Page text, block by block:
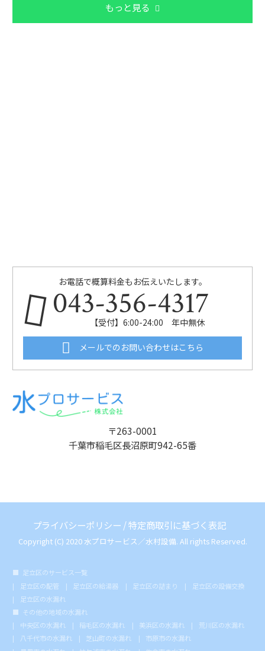
もっと見る
お電話で概算料金もお伝えいたします。
043-356-4317
【受付】6:00-24:00 年中無休
メールでのお問い合わせはこちら
〒263-0001
千葉市稲毛区長沼原町942-65番
プライバシーポリシー /特定商取引に基づく表記
Copyright (C) 2020 水プロサービス／水村設備. All rights Reserved.
足立区のサービス一覧
足立区の配管
足立区の給湯器 足立区の詰まり
足立区の設備交換
足立区の水漏れ
その他の地域の水漏れ
中央区の水漏れ
稲毛区の水漏れ 美浜区の水漏れ
荒川区の水漏れ
八千代市の水漏れ
芝山町の水漏れ
市原市の水漏れ